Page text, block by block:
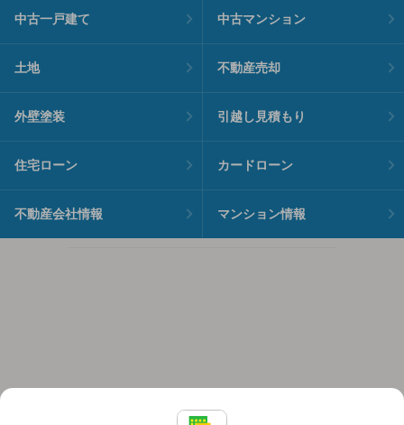
中古一戸建て 中古マンション
土地 不動産売却
外壁塗装 引越し見積もり
住宅ローン カードローン
不動産会社情報 マンション情報